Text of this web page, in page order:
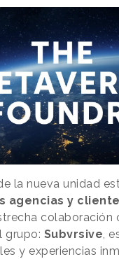
la nueva unidad
agencias y
colaboración
grupo: Subvrsive,
y experiencias